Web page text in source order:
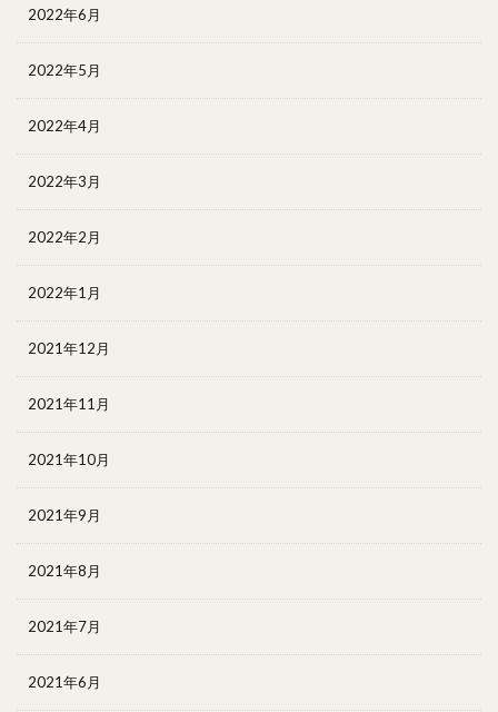
2022年6月
2022年5月
2022年4月
2022年3月
2022年2月
2022年1月
2021年12月
2021年11月
2021年10月
2021年9月
2021年8月
2021年7月
2021年6月